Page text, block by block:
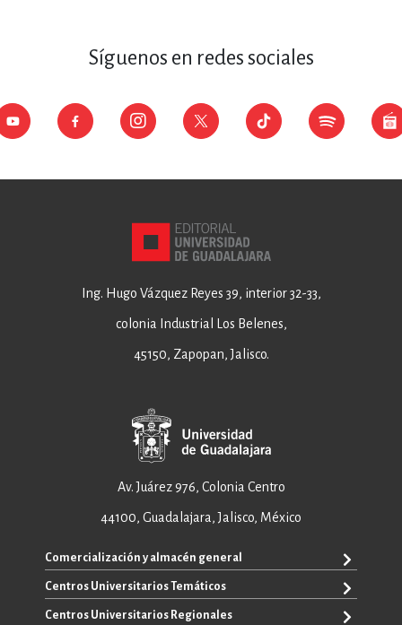
Síguenos en redes sociales
Ing. Hugo Vázquez Reyes 39, interior 32-33,
colonia Industrial Los Belenes,
45150, Zapopan, Jalisco.
Av. Juárez 976, Colonia Centro
44100, Guadalajara, Jalisco, México
Comercialización y almacén general
+52 33 3640 6326
+52 33 3640 4595
Centros Universitarios Temáticos
CUAAD
Centros Universitarios Regionales